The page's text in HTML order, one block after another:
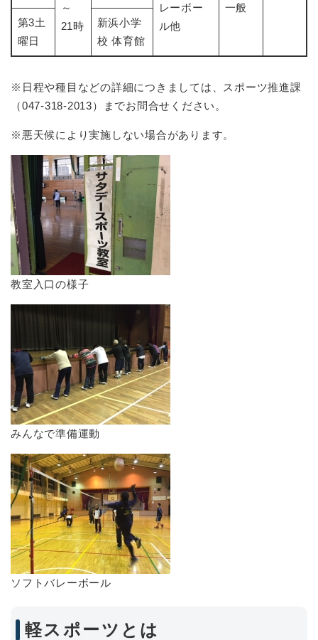
～
21時
レーボー
ル他
一般
第3土
曜日
新浜小学
校 体育館
※日程や種目などの詳細につきましては、スポーツ推進課
（047-318-2013）までお問合せください。
※悪天候により実施しない場合があります。
教室入口の様子
みんなで準備運動
ソフトバレーボール
軽スポーツとは